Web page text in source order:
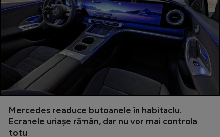
Mercedes readuce butoanele în habitaclu.
Ecranele uriașe rămân, dar nu vor mai controla
totul